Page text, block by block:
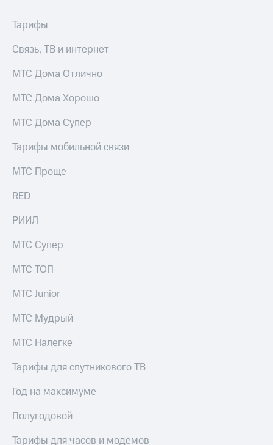
капитал
и
Рынок
Описание
Программа
Порядок
выкупа
Описание
Уведомление
погашении
облигаций
Реквизиты
Контакты
развитие
На главную
Тарифы
Связь, ТВ и интернет
МТС Дома Отлично
МТС Дома Хорошо
МТС Дома Супер
Тарифы мобильной связи
МТС Проще
RED
РИИЛ
МТС Супер
МТС ТОП
МТС Junior
МТС Мудрый
МТС Налегке
Тарифы для спутникового ТВ
Год на максимуме
Полугодовой
Тарифы для часов и модемов